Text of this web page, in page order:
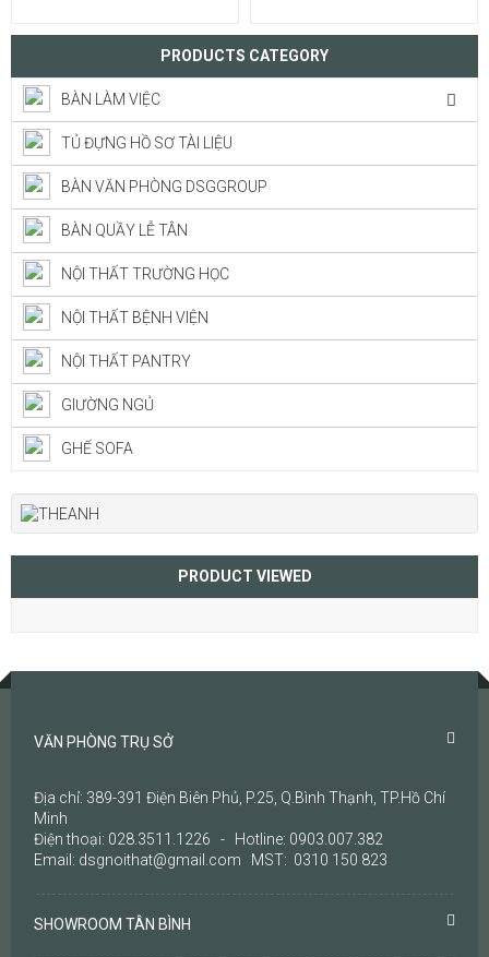
PRODUCTS CATEGORY
BÀN LÀM VIỆC
TỦ ĐỰNG HỒ SƠ TÀI LIỆU
BÀN VĂN PHÒNG DSGGROUP
BÀN QUẦY LỄ TÂN
NỘI THẤT TRƯỜNG HỌC
NỘI THẤT BỆNH VIỆN
NỘI THẤT PANTRY
GIƯỜNG NGỦ
GHẾ SOFA
PRODUCT VIEWED
VĂN PHÒNG TRỤ SỞ
Địa chỉ: 389-391 Điện Biên Phủ, P.25, Q.Bình Thạnh, TP.Hồ Chí
Minh
Điện thoại: 028.3511.1226 - Hotline: 0903.007.382
Email: dsgnoithat@gmail.com MST: 0310 150 823
SHOWROOM TÂN BÌNH